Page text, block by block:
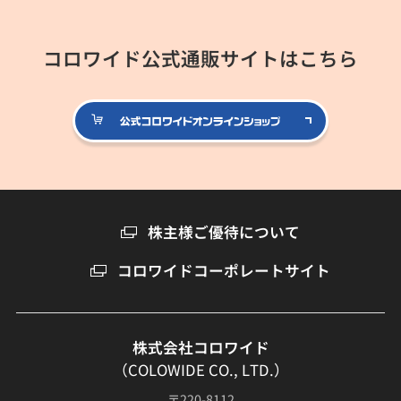
コロワイド公式通販サイトはこちら
公式コロ
株主様ご優待について
コロワイドコーポレートサイト
株式会社コロワイド
（COLOWIDE CO., LTD.）